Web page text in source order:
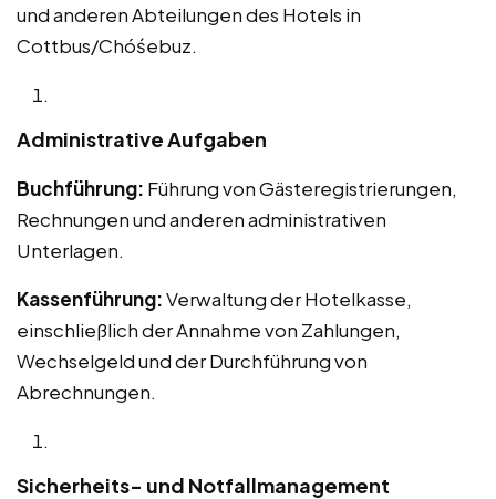
und anderen Abteilungen des Hotels in
Cottbus/Chóśebuz.
Administrative Aufgaben
Buchführung: Führung von Gästeregistrierungen,
Rechnungen und anderen administrativen
Unterlagen.
Kassenführung:Verwaltung der Hotelkasse,
einschließlich der Annahme von Zahlungen,
Wechselgeld und der Durchführung von
Abrechnungen.
Sicherheits- und Notfallmanagement